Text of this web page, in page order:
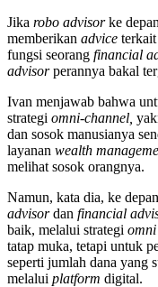
Jika robo advisorke
memberikan advice
fungsi seorang financial
advisorperannya bakal
Ivan menjawab bahwa
strategi omni-channel,
dan sosok manusianya
layanan wealth
melihat sosok orangnya.
Namun, kata dia, ke
advisordan financial
baik, melalui strategi
tatap muka, tetapi untuk
seperti jumlah dana yang
melalui platform digital.